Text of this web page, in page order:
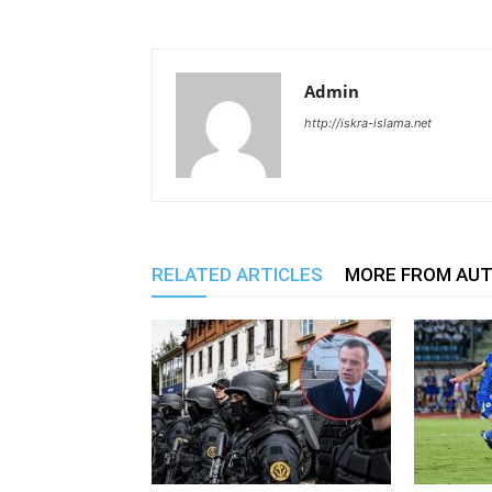
Admin
http://iskra-islama.net
RELATED ARTICLES MORE FROM